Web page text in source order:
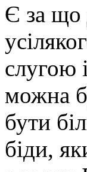
Є за що
слугою
можна
бути
біди,